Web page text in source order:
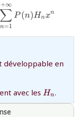
n=1
∑
+∞
P (n)Hnxn
développable en
avec les {H_{n}}
Hn.